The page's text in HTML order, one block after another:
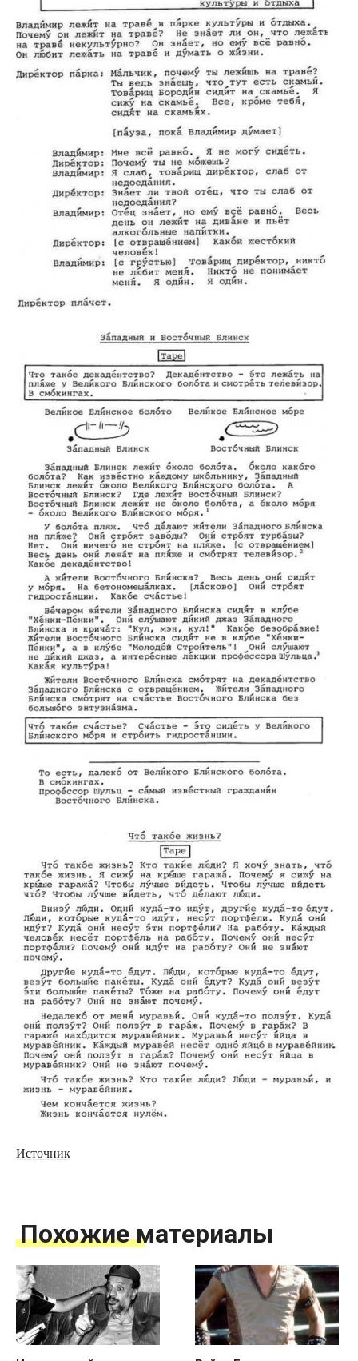
Источник
Похожие материалы